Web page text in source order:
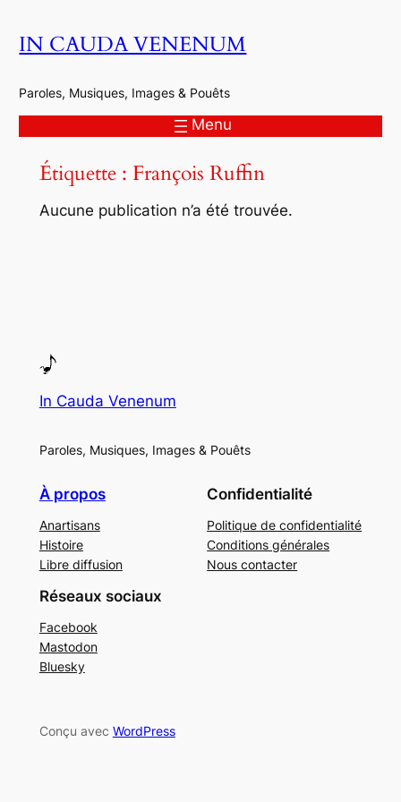
auIN CAUDA VENENUM
Paroles, Musiques, Images & Pouêts
Menu
Étiquette : François Ruffin
Aucune publication n’a été trouvée.
In Cauda Venenum
Paroles, Musiques, Images & Pouêts
À propos
Anartisans
Histoire
Libre diffusion
Confidentialité
Politique de confidentialité
Conditions générales
Nous contacter
Réseaux sociaux
Facebook
Mastodon
Bluesky
Conçu avec WordPress